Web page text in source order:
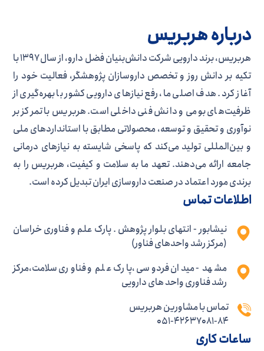
درباره هربریس
هربریس، برند دارویی شرکت دانش‌بنیان فضل دارو، از سال ۱۳۹۷ با
تکیه بر دانش روز و تخصص داروسازان پژوهشگر، فعالیت خود را
آغاز کرد. هدف اصلی ما، رفع نیازهای دارویی کشور با بهره‌گیری از
ظرفیت‌های بومی و دانش فنی داخلی است. هربریس با تمرکز بر
نوآوری و تحقیق و توسعه، محصولاتی مطابق با استانداردهای ملی
و بین‌المللی تولید می‌کند که پاسخی شایسته به نیازهای درمانی
جامعه ارائه می‌دهند. تعهد ما به سلامت و کیفیت، هربریس را به
برندی مورد اعتماد در صنعت داروسازی ایران تبدیل کرده است.
اطلاعات تماس
نیشابور - انتهای بلوار پژوهش . پارک علم و فناوری خراسان
(مرکز رشد واحدهای فناور)
مشهد - میدان فردوسی ،پارک علم و فناوری سلامت،مرکز
رشد فناوری واحد های دارویی
تماس با مشاورین هربریس
051-42637081-84
ساعات کاری